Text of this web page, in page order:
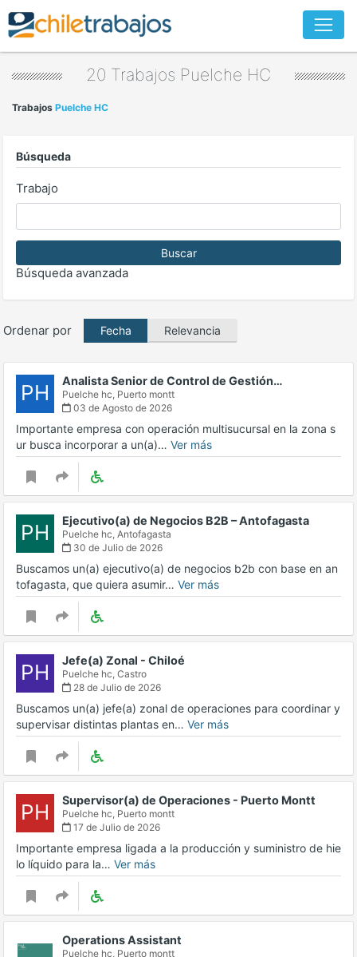
Trabajos Puelche HC
20 Trabajos Puelche HC
Búsqueda
Trabajo
Buscar
Búsqueda avanzada
Ordenar por Fecha Relevancia
PH Analista Senior de Control de Gestión…
Puelche hc, Puerto montt
03 de Agosto de 2026
Importante empresa con operación multisucursal en la zona s
ur busca incorporar a un(a)… Ver más
PH Ejecutivo(a) de Negocios B2B – Antofagasta
Puelche hc, Antofagasta
30 de Julio de 2026
Buscamos un(a) ejecutivo(a) de negocios b2b con base en an
tofagasta, que quiera asumir… Ver más
PH Jefe(a) Zonal - Chiloé
Puelche hc, Castro
28 de Julio de 2026
Buscamos un(a) jefe(a) zonal de operaciones para coordinar y
supervisar distintas plantas en… Ver más
PH Supervisor(a) de Operaciones - Puerto Montt
Puelche hc, Puerto montt
17 de Julio de 2026
Importante empresa ligada a la producción y suministro de hie
lo líquido para la… Ver más
Operations Assistant
Puelche hc, Puerto montt